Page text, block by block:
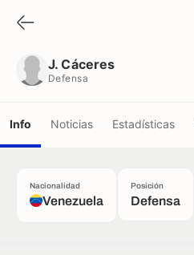
J. Cáceres
Defensa
Info Noticias Estadísticas
Nacionalidad
Venezuela
Posición
Defensa